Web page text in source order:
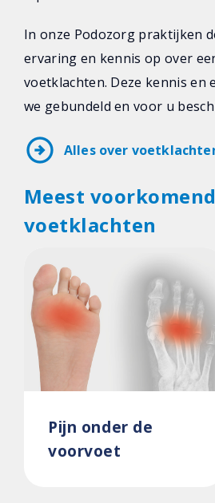
In onze Podozorg praktijken
ervaring en kennis op over
voetklachten. Deze kennis en
we gebundeld en voor u
arrow_circle_right Alles over
Meest
voetklachten
Pijn onder de
voorvoet